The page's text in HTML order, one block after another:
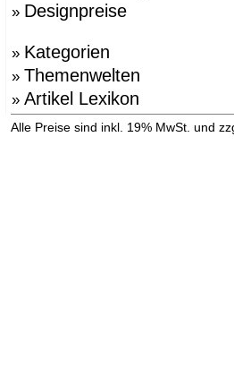
» Designpreise
» Kategorien
» Themenwelten
» Artikel Lexikon
Alle Preise sind inkl. 19% MwSt. und